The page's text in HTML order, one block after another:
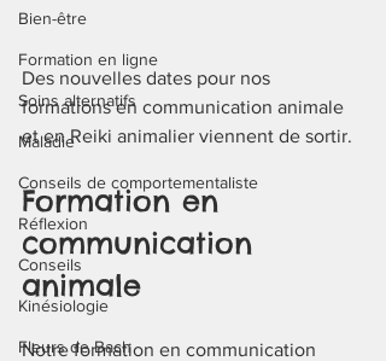
Bien-être
Formation en ligne
Soins alternatifs
Maladie
Conseils de comportementaliste
Réflexion
Conseils
Kinésiologie
Fleurs de Bach
Des nouvelles dates pour nos
formations en communication animale
et en Reiki animalier viennent de sortir.
Formation en
communication
animale
Notre formation en communication